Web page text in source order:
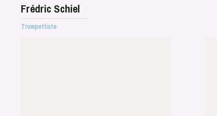
Frédric Schiel
Trompettiste